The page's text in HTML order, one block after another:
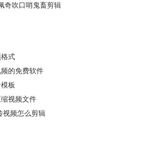
宣传照片。
气恢弘的背景视频。这里的背景视频大多是之前
过的，购买会声会影2018赠送一百套模板素材，
奇吹口哨鬼畜剪辑
式
的免费软件
板
缩视频文件
视频怎么剪辑